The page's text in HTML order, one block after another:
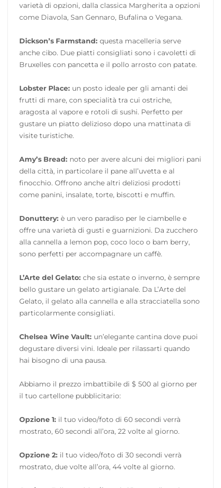
varietà di opzioni, dalla classica Margherita a opzioni
come Diavola, San Gennaro, Bufalina o Vegana.
Dickson’s Farmstand: questa macelleria serve
anche cibo. Due piatti consigliati sono i cavoletti di
Bruxelles con pancetta e il pollo arrosto con patate.
Lobster Place: un posto ideale per gli amanti dei
frutti di mare, con specialità tra cui ostriche,
aragosta al vapore e rotoli di sushi. Perfetto per
gustare un piatto delizioso dopo una mattinata di
visite turistiche.
Amy’s Bread: noto per avere alcuni dei migliori pani
della città, in particolare il pane all’uvetta e al
finocchio. Offrono anche altri deliziosi prodotti
come panini, insalate, torte, biscotti e muffin.
Donuttery: è un vero paradiso per le ciambelle e
offre una varietà di gusti e guarnizioni. Da zucchero
alla cannella a lemon pop, coco loco o bam berry,
sono perfetti per accompagnare un caffè.
L’Arte del Gelato: che sia estate o inverno, è sempre
bello gustare un gelato artigianale. Da L’Arte del
Gelato, il gelato alla cannella e alla stracciatella sono
particolarmente consigliati.
Chelsea Wine Vault: un’elegante cantina dove puoi
degustare diversi vini. Ideale per rilassarti quando
hai bisogno di una pausa.
Abbiamo il prezzo imbattibile di $ 500 al giorno per
il tuo cartellone pubblicitario:
Opzione 1: il tuo video/foto di 60 secondi verrà
mostrato, 60 secondi all’ora, 22 volte al giorno.
Opzione 2: il tuo video/foto di 30 secondi verrà
mostrato, due volte all’ora, 44 volte al giorno.